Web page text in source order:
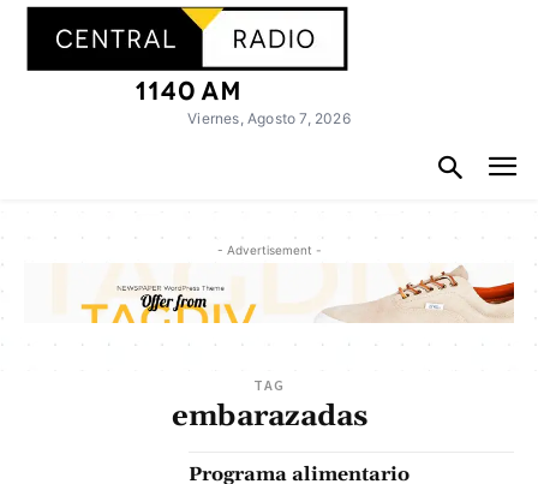
Viernes, Agosto 7, 2026
- Advertisement -
TAG
embarazadas
Programa alimentario